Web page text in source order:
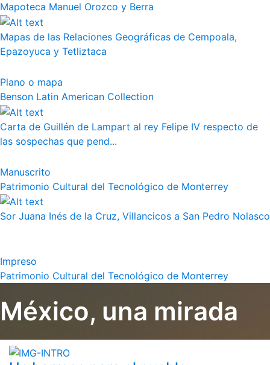
Mapoteca Manuel Orozco y Berra
Mapas de las Relaciones Geográficas de Cempoala,
Epazoyuca y Tetliztaca
Plano o mapa
Benson Latin American Collection
Carta de Guillén de Lampart al rey Felipe IV respecto de
las sospechas que pend...
Manuscrito
Patrimonio Cultural del Tecnológico de Monterrey
Sor Juana Inés de la Cruz, Villancicos a San Pedro Nolasco
Impreso
Patrimonio Cultural del Tecnológico de Monterrey
México, una mirada